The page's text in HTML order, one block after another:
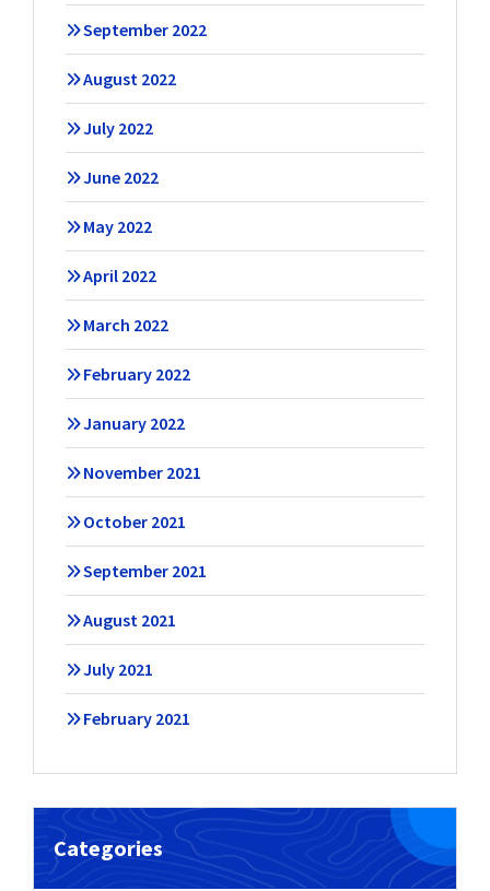
September 2022
August 2022
July 2022
June 2022
May 2022
April 2022
March 2022
February 2022
January 2022
November 2021
October 2021
September 2021
August 2021
July 2021
February 2021
Categories